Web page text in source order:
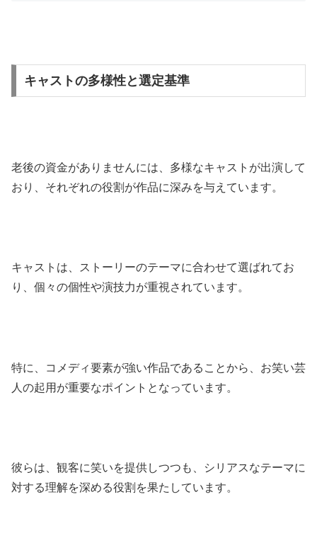
キャストの多様性と選定基準
老後の資金がありませんには、多様なキャストが出演して
おり、それぞれの役割が作品に深みを与えています。
キャストは、ストーリーのテーマに合わせて選ばれてお
り、個々の個性や演技力が重視されています。
特に、コメディ要素が強い作品であることから、お笑い芸
人の起用が重要なポイントとなっています。
彼らは、観客に笑いを提供しつつも、シリアスなテーマに
対する理解を深める役割を果たしています。